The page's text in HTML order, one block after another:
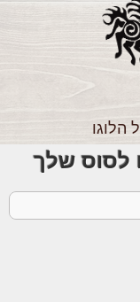
הלוגו
לסוס שלך